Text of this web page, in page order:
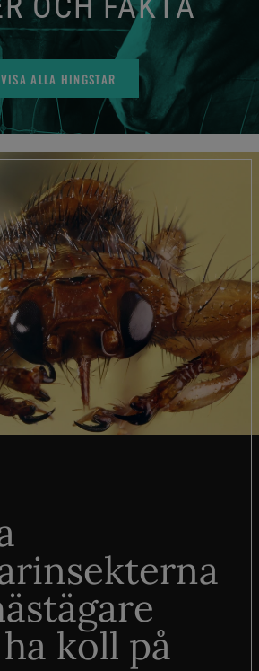
VISA ALLA HINGSTAR
koll på